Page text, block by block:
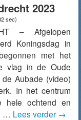
2023
sec)
– Afgelopen
Koningsdag in
met het
vlag in de Oude
Aubade (video)
In het centrum
hele ochtend en
… Lees verder →